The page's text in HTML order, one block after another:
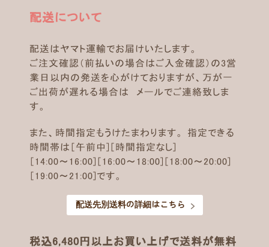
配送について
配送はヤマト運輸でお届けいたします。
ご注文確認（前払いの場合はご入金確認）の3営
業日以内の発送を心がけておりますが、万が一
ご出荷が遅れる場合は メールでご連絡致しま
す。
また、時間指定もうけたまわります。 指定できる
時間帯は［午前中]［時間指定なし]
［14:00～16:00]［16:00～18:00]［18:00～20:00]
［19:00～21:00]です。
配送先別送料の詳細はこちら
税込6,480円以上お買い上げで送料が無料